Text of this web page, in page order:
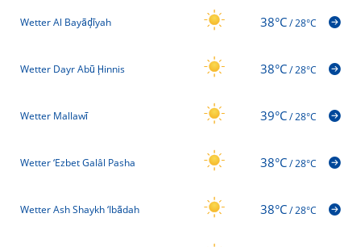
Wetter Al Bayāḑīyah 38°C/28°C
Wetter Dayr Abū Ḩinnis 38°C/28°C
Wetter Mallawī 39°C/28°C
Wetter ‘Ezbet Galâl Pasha 38°C/28°C
Wetter Ash Shaykh ‘Ibādah 38°C/28°C